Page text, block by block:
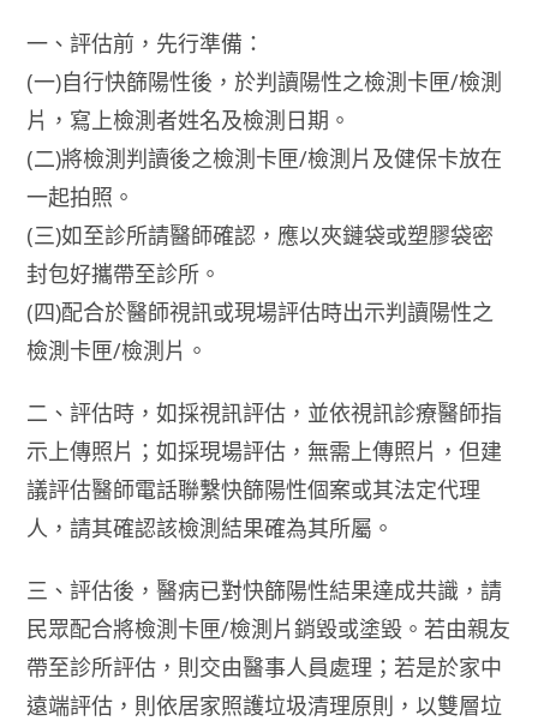
一、評估前，先行準備：
(一)自行快篩陽性後，於判讀陽性之檢測卡匣/檢測
片，寫上檢測者姓名及檢測日期。
(二)將檢測判讀後之檢測卡匣/檢測片及健保卡放在
一起拍照。
(三)如至診所請醫師確認，應以夾鏈袋或塑膠袋密
封包好攜帶至診所。
(四)配合於醫師視訊或現場評估時出示判讀陽性之
檢測卡匣/檢測片。
二、評估時，如採視訊評估，並依視訊診療醫師指
示上傳照片；如採現場評估，無需上傳照片，但建
議評估醫師電話聯繫快篩陽性個案或其法定代理
人，請其確認該檢測結果確為其所屬。
三、評估後，醫病已對快篩陽性結果達成共識，請
民眾配合將檢測卡匣/檢測片銷毀或塗毀。若由親友
帶至診所評估，則交由醫事人員處理；若是於家中
遠端評估，則依居家照護垃圾清理原則，以雙層垃